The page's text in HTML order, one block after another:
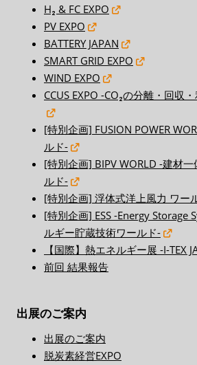
H₂ & FC EXPO
PV EXPO
BATTERY JAPAN
SMART GRID EXPO
WIND EXPO
CCUS EXPO -CO₂の分離・回収
[特別企画] FUSION POWER
ルド-
[特別企画] BIPV WORLD -建材
ルド-
[特別企画] 浮体式洋上風力 ワー
[特別企画] ESS -Energy Storage
ルギー貯蔵技術ワールド-
【国際】熱エネルギー展 -I-TEX
前回 結果報告
出展のご案内
出展のご案内
脱炭素経営EXPO